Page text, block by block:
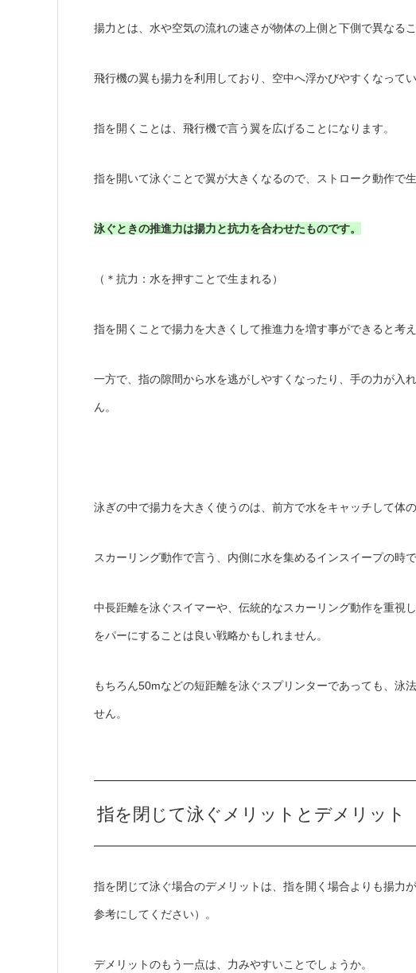
揚力とは、水や空気の流れの速さが物体の上側と下側で異なる
飛行機の翼も揚力を利用しており、空中へ浮かびやすくなってい
指を開くことは、飛行機で言う翼を広げることになります。
指を開いて泳ぐことで翼が大きくなるので、ストローク動作で
泳ぐときの推進力は揚力と抗力を合わせたものです。
（＊抗力：水を押すことで生まれる）
指を開くことで揚力を大きくして推進力を増す事ができると考え
一方で、指の隙間から水を逃がしやすくなったり、手の力が入
ん。
泳ぎの中で揚力を大きく使うのは、前方で水をキャッチして体
スカーリング動作で言う、内側に水を集めるインスイープの時で
中長距離を泳ぐスイマーや、伝統的なスカーリング動作を重視
をパーにすることは良い戦略かもしれません。
もちろん50mなどの短距離を泳ぐスプリンターであっても、泳
せん。
指を閉じて泳ぐメリットとデメリット
指を閉じて泳ぐ場合のデメリットは、指を開く場合よりも揚力
参考にしてください）。
デメリットのもう一点は、力みやすいことでしょうか。